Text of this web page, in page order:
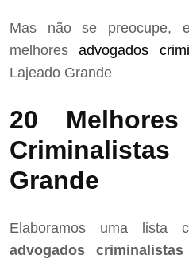
Mas não se preocupe,
melhoresadvogados
Lajeado Grande
20
Grande
Elaboramos uma lista
advogados